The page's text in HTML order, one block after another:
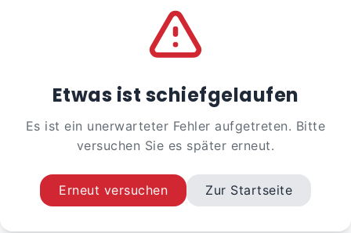
Etwas ist schiefgelaufen
Es ist ein unerwarteter Fehler aufgetreten. Bitte
versuchen Sie es später erneut.
Erneut versuchen Zur Startseite